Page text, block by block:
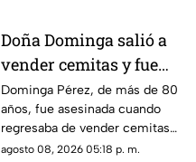
Doña Dominga salió a
vender cemitas y fue
asesinada al regresar a
casa; así fue la agresión
(VIDEO)
Dominga Pérez, de más de 80
años, fue asesinada cuando
regresaba de vender cemitas
en Chachapa. La Fiscalía de
agosto 08, 2026 05:18 p. m.